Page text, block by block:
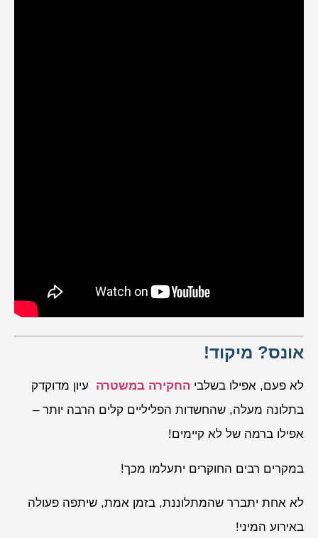
אונס? מיקוד!
לא פעם, אפילו בשלבי החקירה במשטרה
עיון מדוקדק
בתלונה מעלה, שהחשדות הפליליים קלים הרבה יותר –
אפילו ברמה של לא קיימים!
במקרים רבים החוקרים יתעלמו מכך!
לא אחת יתברר שהמתלוננת, בזמן אמת, שיתפה פעולה
באירוע המיני!